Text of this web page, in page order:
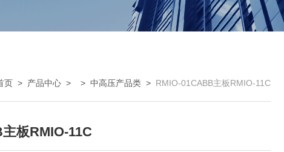
页 > 产品中心 > > 中高压产品类 > RMIO-01CABB主板RMIO-11C
板RMIO-11C